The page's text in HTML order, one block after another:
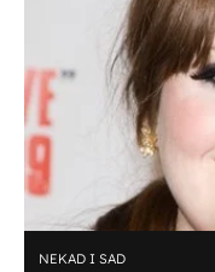
NEKAD I SAD